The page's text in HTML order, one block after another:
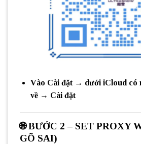
Vào Cài đặt→ dưới iCloud có
về→ Cài đặt
🌐BƯỚC 2 – SET PROXY
GÕ SAI)